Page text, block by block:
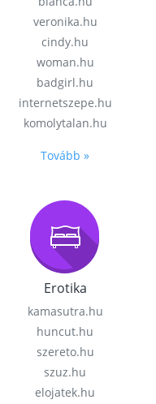
veronika.hu
cindy.hu
woman.hu
badgirl.hu
internetszepe.hu
komolytalan.hu
Tovább »
Erotika
kamasutra.hu
huncut.hu
szereto.hu
szuz.hu
elojatek.hu